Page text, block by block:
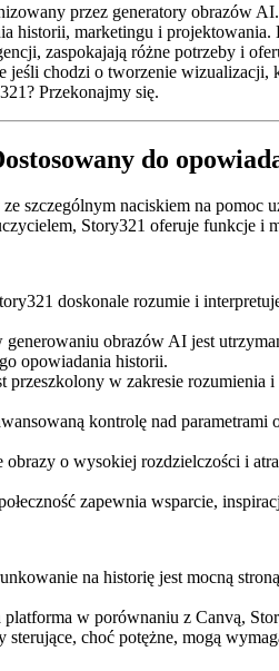
przez generatory obrazów
historii, marketingu i
zaspokajają różne potrzeby i
chodzi o tworzenie
Przekonajmy się.
do
szczególnym naciskiem na
Story321 oferuje funkcje
doskonale rozumie i
obrazów AI jest
opowiadania historii.
przeszkolony w zakresie rozumienia
kontrolę nad
obrazy o wysokiej rozdzielczości i
zapewnia wsparcie,
na historię jest mocną
platforma w porównaniu z Canvą,
sterujące, choć potężne, mogą